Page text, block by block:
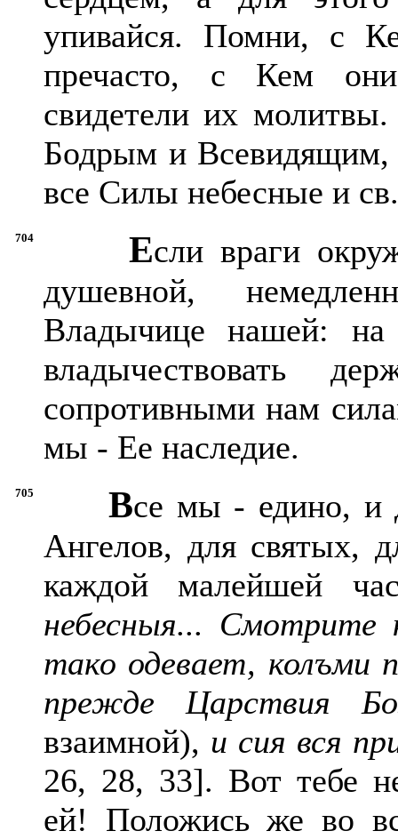
упивайся. Помни, с
пречасто, с Кем
свидетели их
Бодрым и Всевидящим,
все Силы небесные и
704 Если враги
душевной,
Владычице нашей:
владычествовать
сопротивными нам
мы - Ее наследие.
705 Все мы - едино, и
Ангелов, для святых,
каждой малейшей
небесныя... Смотрите
тако одевает, колъми
прежде Царствия
взаимной), и сия вся
26, 28, 33]. Вот тебе
ей! Положись же во